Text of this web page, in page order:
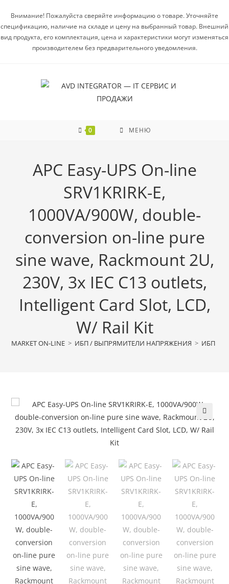
Внимание! Пожалуйста сверяйте информацию о товаре. Уточняйте
спецификацию, наличие на складе и цену на выбранный товар. Внешний
вид продукта, его комплектация, цена и характеристики могут изменяться
производителем без предварительного уведомления.
0 МЕНЮ
APC Easy-UPS On-line
SRV1KRIRK-E,
1000VA/900W, double-
conversion on-line pure
sine wave, Rackmount 2U,
230V, 3x IEC C13 outlets,
Intelligent Card Slot, LCD,
W/ Rail Kit
МАRКЕТ ON-LINE > ИБП / ВЫПРЯМИТЕЛИ НАПРЯЖЕНИЯ > ИБП
🔍